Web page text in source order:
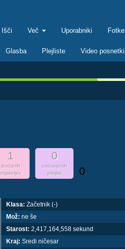
Išči Več Uporabniki Fotke
Glasba Plejliste Video posnetki
1
dodanih
prijateljev
0
ustvarjenih
plejlist
0
Klasa: Začetnik (-)
Mož: ne še
Starost: 2,417,164,558 sekund
Kraj: Sredi ničesar